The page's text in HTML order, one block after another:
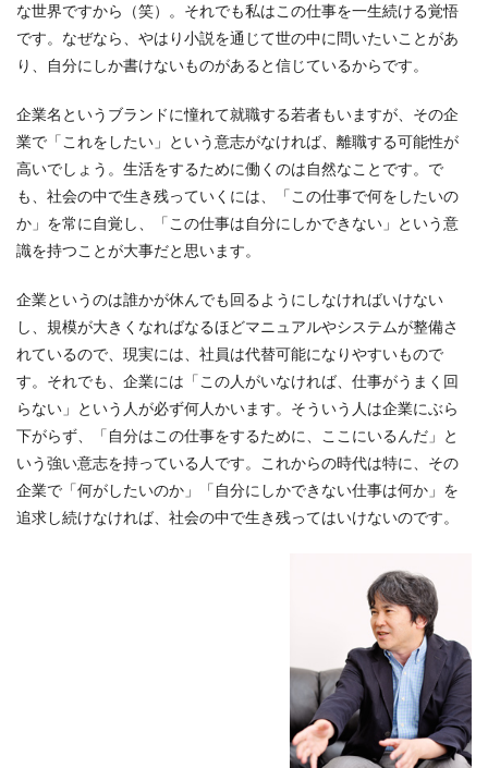
な世界ですから（笑）。それでも私はこの仕事を一生続ける覚悟
です。なぜなら、やはり小説を通じて世の中に問いたいことがあ
り、自分にしか書けないものがあると信じているからです。
企業名というブランドに憧れて就職する若者もいますが、その企
業で「これをしたい」という意志がなければ、離職する可能性が
高いでしょう。生活をするために働くのは自然なことです。で
も、社会の中で生き残っていくには、「この仕事で何をしたいの
か」を常に自覚し、「この仕事は自分にしかできない」という意
識を持つことが大事だと思います。
企業というのは誰かが休んでも回るようにしなければいけない
し、規模が大きくなればなるほどマニュアルやシステムが整備さ
れているので、現実には、社員は代替可能になりやすいもので
す。それでも、企業には「この人がいなければ、仕事がうまく回
らない」という人が必ず何人かいます。そういう人は企業にぶら
下がらず、「自分はこの仕事をするために、ここにいるんだ」と
いう強い意志を持っている人です。これからの時代は特に、その
企業で「何がしたいのか」「自分にしかできない仕事は何か」を
追求し続けなければ、社会の中で生き残ってはいけないのです。